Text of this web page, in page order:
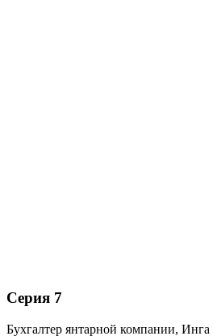
Серия 7
Бухгалтер янтарной компании, Инга